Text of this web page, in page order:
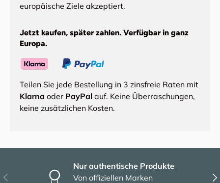
europäische Ziele akzeptiert.
Jetzt kaufen, später zahlen. Verfügbar in ganz
Europa.
Teilen Sie jede Bestellung in 3 zinsfreie Raten mit
Klarna oder PayPal auf. Keine Überraschungen,
keine zusätzlichen Kosten.
Vorherige
Nur authentische Produkte
Von offiziellen Marken